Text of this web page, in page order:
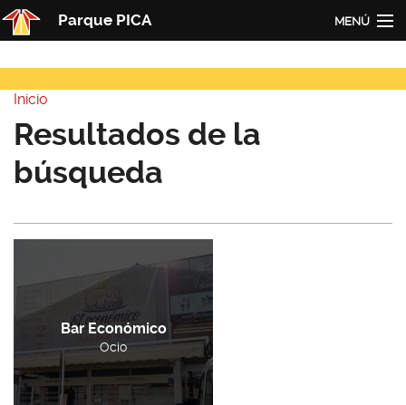
Pasar al contenido principal
Parque PICA MENÚ
PICA
Actualidad
Empresas
Contacto
Usted está aquí
Inicio
Resultados de la
búsqueda
Bar Económico
Ocio